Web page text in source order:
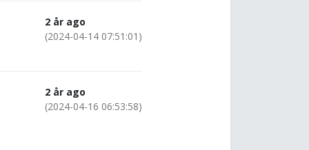
2 år ago
(2024-04-14 07:51:01)
2 år ago
(2024-04-16 06:53:58)